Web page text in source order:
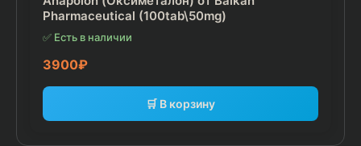
Pharmaceutical (100tab\50mg)
✅ Есть в наличии
3900₽
🛒 В корзину